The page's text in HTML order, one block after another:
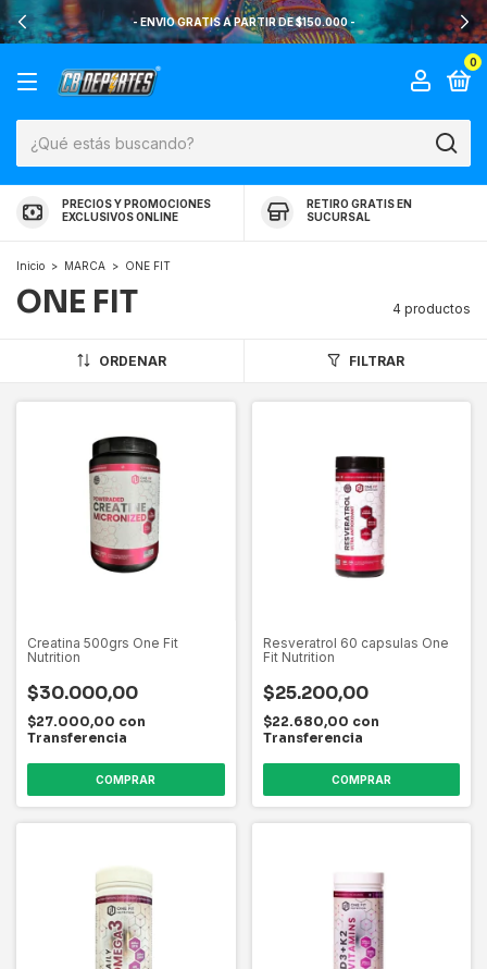
- ENVIO GRATIS A PARTIR DE $150.000 -
0
PRECIOS Y PROMOCIONES
EXCLUSIVOS ONLINE
RETIRO GRATIS EN
SUCURSAL
Inicio > MARCA > ONE FIT
ONE FIT 4 productos
ORDENAR FILTRAR
Creatina 500grs One Fit
Nutrition
$30.000,00
$27.000,00 con
Transferencia
Resveratrol 60 capsulas One
Fit Nutrition
$25.200,00
$22.680,00 con
Transferencia